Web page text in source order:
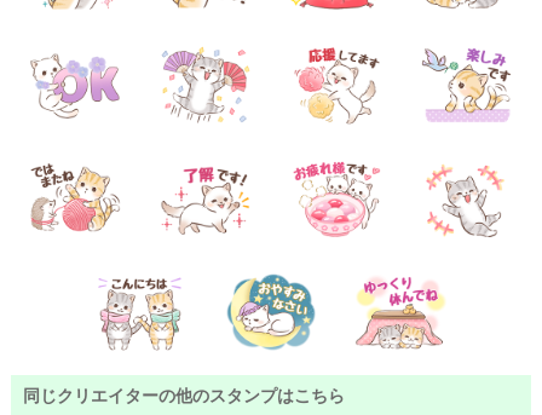
同じクリエイターの他のスタンプはこちら